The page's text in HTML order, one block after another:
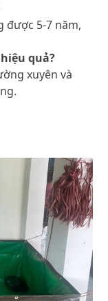
được 5-7 năm,
quả?
xuyên và